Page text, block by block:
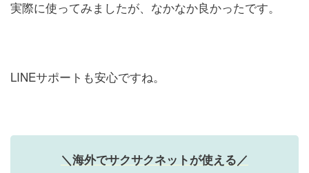
実際に使ってみましたが、なかなか良かったです。
LINEサポートも安心ですね。
＼海外でサクサクネットが使える／